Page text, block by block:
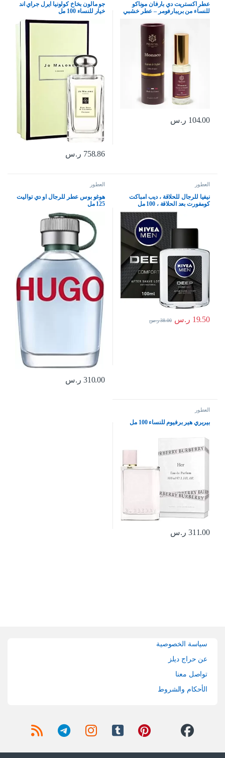
عطر اكستريت دي بارفان موناكو
للنساء من بريبارفومر – عطر خشبي
104.00 ر.س
جو مالون بخاخ كولونيا ايرل جراي اند
خيار للنساء 100 مل
758.86 ر.س
العطور
نيفيا للرجال للحلاقة ، ديب امباكت
كومفورت بعد الحلاقة ، 100 مل
19.50 ر.س 38.00 ر.س
العطور
هوغو بوس عطر للرجال او دي تواليت
125 مل
310.00 ر.س
العطور
بيربري هير برفيوم للنساء 100 مل
311.00 ر.س
سياسة الخصوصية
عن حراج ديلز
تواصل معنا
الأحكام والشروط